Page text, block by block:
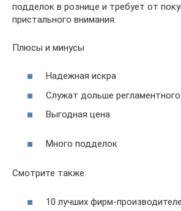
подделок в рознице и требует от
пристального внимания.
Плюсы и минусы
Надежная искра
Служат дольше
Выгодная цена
Много подделок
Смотрите также:
10 лучших фирм-